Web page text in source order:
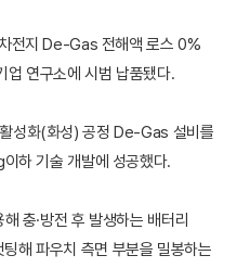
전지 De-Gas 전해액 로스 0%
업 연구소에 시범 납품됐다.
성화(화성) 공정 De-Gas 설비를
하 기술 개발에 성공했다.
충·방전 후 발생하는 배터리
해 파우치 측면 부분을 밀봉하는